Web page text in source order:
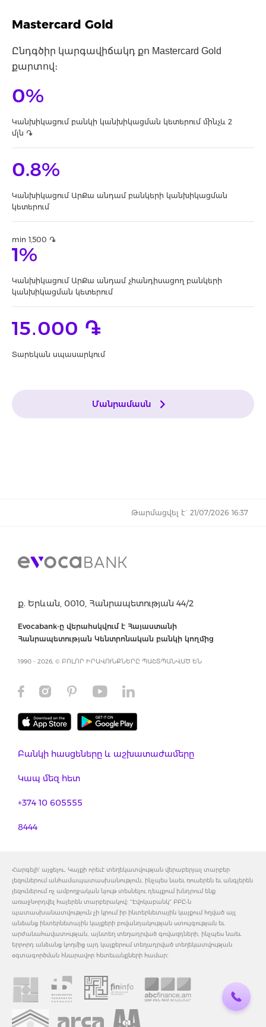
Mastercard Gold
Ընդգծիր կարգավիճակդ քո Mastercard Gold
քարտով։
0%
Կանխիկացում բանկի կանխիկացման կետերում մինչև 2
մլն ֏
0.8%
Կանխիկացում ԱրՔա անդամ բանկերի կանխիկացման
կետերում
min 1,500 ֏
1%
Կանխիկացում ԱրՔա անդամ չհանդիսացող բանկերի
կանխիկացման կետերում
15․000 ֏
Տարեկան սպասարկում
Մանրամասն
Թարմացվել է` 21/07/2026 16:37
ք. Երևան, 0010, Հանրապետության 44/2
Evocabank-ը վերահսկվում է Հայաստանի
Հանրապետության Կենտրոնական բանկի կողմից
1990 - 2026, © ԲՈԼՈՐ ԻՐԱՎՈՒՆՔՆԵՐԸ ՊԱՇՏՊԱՆՎԱԾ ԵՆ
Բանկի հասցեները և աշխատաժամերը
Կապ մեզ հետ
+374 10 605555
8444
Հարգելի' այցելու, Կայքի որեւէ տեղեկատվության վերաբերյալ տարբեր
լեզուներում անհամապատասխանություն, ինչպես նաեւ ռուսերեն եւ անգլերեն
լեզուներում ոչ ամբողջական նյութ տեսնելու դեպքում խնդրում ենք
առաջնորդվել հայերեն տարբերակով: "Էվոկաբանկ" ԲԲԸ-ն
պատասխանատվություն չի կրում իր ինտերնետային կայքում հղված այլ
անձանց ինտերնետային կայքերի բովանդակության ստույգության եւ
արժանահավատության, այնտեղ տեղադրված գովազդների, ինչպես նաեւ
երրորդ անձանց կողմից այդ կայքերում տեղադրված տեղեկատվության
օգտագործման հնարավոր հետեւանքների համար: